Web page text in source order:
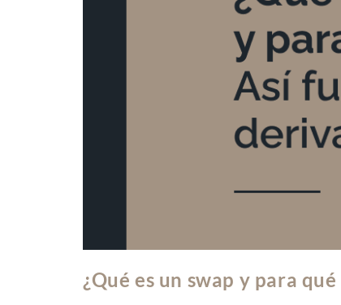
¿Qué es un swap y para